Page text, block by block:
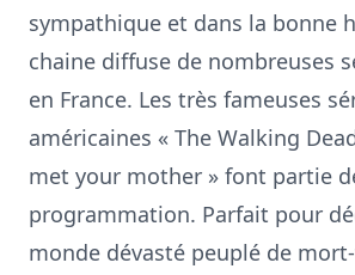
sympathique et dans la bonne
chaine diffuse de nombreuses
en France. Les très fameuses
américaines « The Walking
met your mother » font partie
programmation. Parfait pour
monde dévasté peuplé de